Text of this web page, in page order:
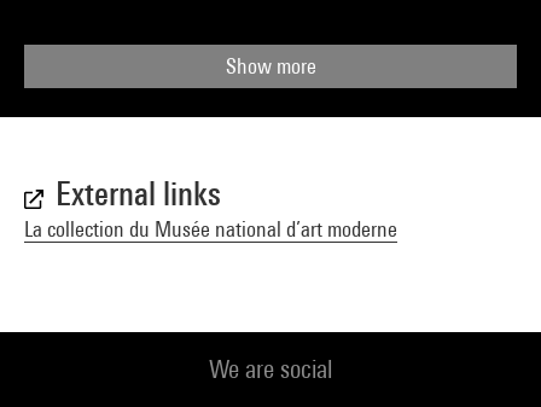
Show more
External links
La collection du Musée national d’art moderne
We are social